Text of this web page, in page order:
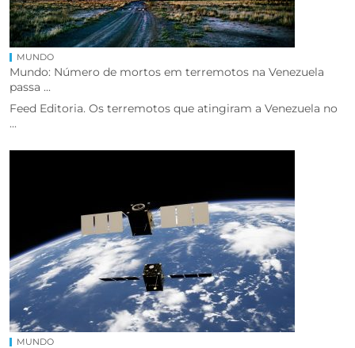
MUNDO
Mundo: Número de mortos em terremotos na Venezuela
passa ...
Feed Editoria. Os terremotos que atingiram a Venezuela no
...
MUNDO